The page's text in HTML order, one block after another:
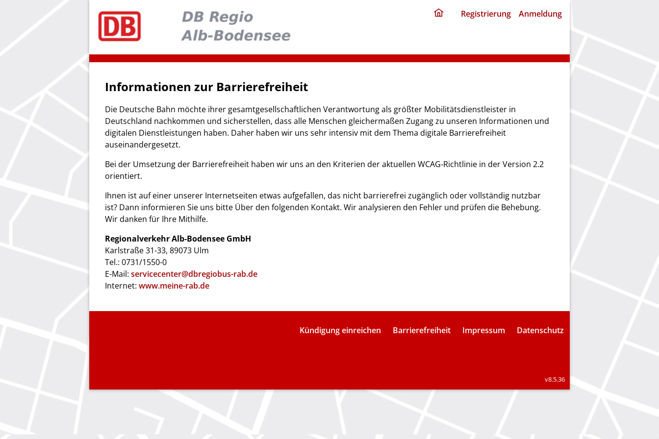
Registrierung Anmeldung
Informationen zur Barrierefreiheit
Die Deutsche Bahn möchte ihrer gesamtgesellschaftlichen Verantwortung als größter Mobilitätsdienstleister in
Deutschland nachkommen und sicherstellen, dass alle Menschen gleichermaßen Zugang zu unseren Informationen und
digitalen Dienstleistungen haben. Daher haben wir uns sehr intensiv mit dem Thema digitale Barrierefreiheit
auseinandergesetzt.
Bei der Umsetzung der Barrierefreiheit haben wir uns an den Kriterien der aktuellen WCAG-Richtlinie in der Version 2.2
orientiert.
Ihnen ist auf einer unserer Internetseiten etwas aufgefallen, das nicht barrierefrei zugänglich oder vollständig nutzbar
ist? Dann informieren Sie uns bitte Über den folgenden Kontakt. Wir analysieren den Fehler und prüfen die Behebung.
Wir danken für Ihre Mithilfe.
Regionalverkehr Alb-Bodensee GmbH
Karlstraße 31-33, 89073 Ulm
Tel.: 0731/1550-0
E-Mail: servicecenter@dbregiobus-rab.de
Internet: www.meine-rab.de
Kündigung einreichen Barrierefreiheit Impressum Datenschutz
v8.5.36